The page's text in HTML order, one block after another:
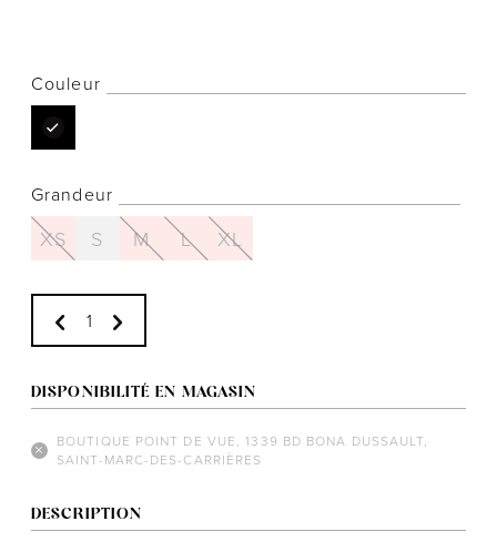
Notre histoire
Politique de confidentialité
Politiques et conditions d'achats
Couleur
Grandeur
XS S M L XL
DISPONIBILITÉ EN MAGASIN
BOUTIQUE POINT DE VUE, 1339 BD BONA DUSSAULT,
SAINT-MARC-DES-CARRIÈRES
DESCRIPTION